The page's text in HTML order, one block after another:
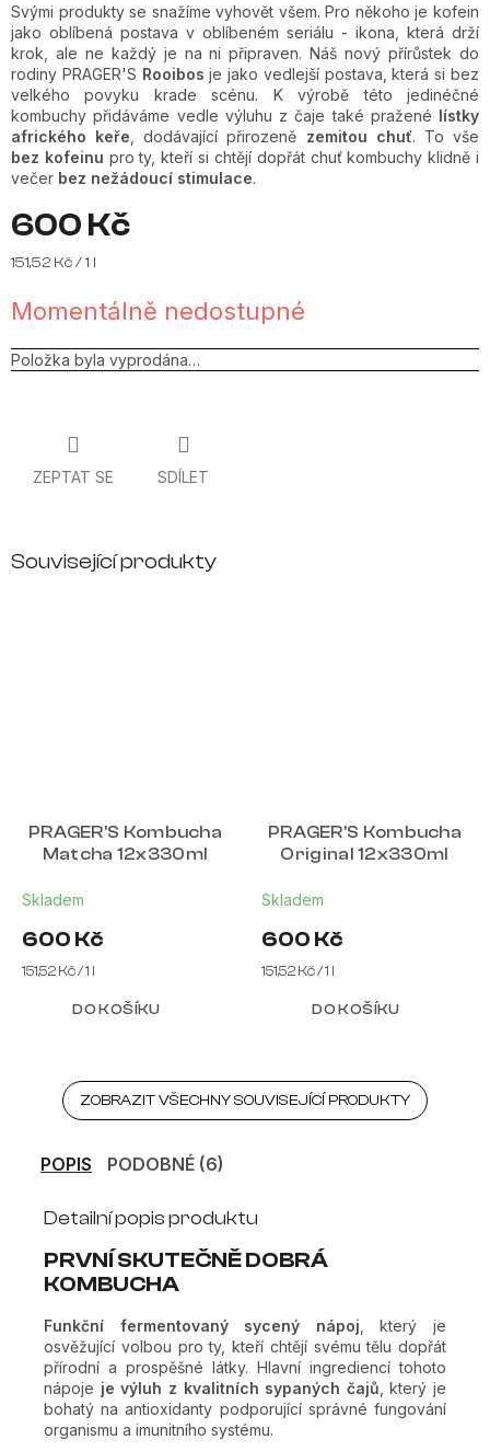
600 Kč
Měrná
151,52 Kč / 1 l
Momentálně nedostupné
Položka byla vyprodána…
Svými produkty se snažíme vyhovět všem. Pro někoho je kofein
jako oblíbená postava v oblíbeném seriálu - ikona, která drží
krok, ale ne každý je na ni připraven. Náš nový přírůstek do
rodiny PRAGER'S Rooibos je jako vedlejší postava, která si bez
velkého povyku krade scénu. K výrobě této jedinéčné
kombuchy přidáváme vedle výluhu z čaje také pražené lístky
afrického keře , dodávající přirozeně zemitou chuť. To vše
bez kofeinu pro ty, kteří si chtějí dopřát chuť kombuchy klidně i
večer bez nežádoucí stimulace.
ZEPTAT SE SDÍLET
Související produkty
PRAGER'S Kombucha
Matcha 12x330ml
Skladem
600 Kč
Měrná
151,52 Kč / 1 l
DO KOŠÍKU
PRAGER'S Kombucha
Original 12x330ml
Skladem
600 Kč
Měrná
151,52 Kč / 1 l
DO KOŠÍKU
ZOBRAZIT VŠECHNY SOUVISEJÍCÍ PRODUKTY
POPIS PODOBNÉ (6)
Detailní popis produktu
PRVNÍ SKUTEČNĚ DOBRÁ
KOMBUCHA
Funkční fermentovaný sycený nápoj , který je
osvěžující volbou pro ty, kteří chtějí svému tělu dopřát
přírodní a prospěšné látky. Hlavní ingrediencí tohoto
nápoje je výluh z kvalitních sypaných čajů , který je
bohatý na antioxidanty podporující správné fungování
organismu a imunitního systému.